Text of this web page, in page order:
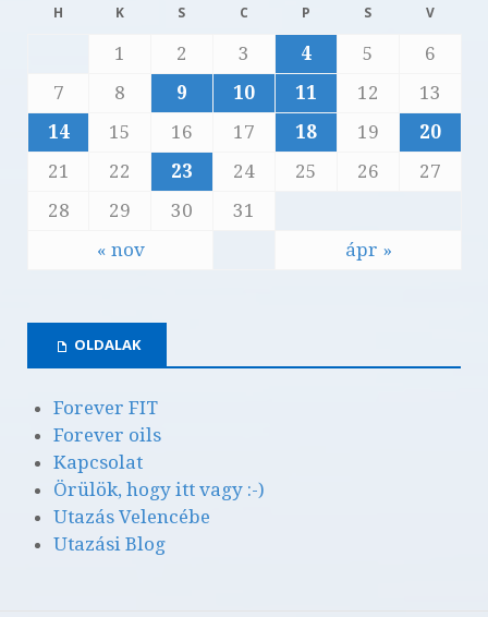
H K S C P S V
« nov ápr »
1 2 3 4 5
6
7
8 9 10 11 12
13
14
15 16 17 18 19
20
21
22 23 24 25 26
27
28
29 30 31
OLDALAK
Forever FIT
Forever oils
Kapcsolat
Örülök, hogy itt vagy :-)
Utazás Velencébe
Utazási Blog